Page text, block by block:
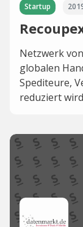
Startup
Netzwerk
globalen
Spediteure,
reduziert